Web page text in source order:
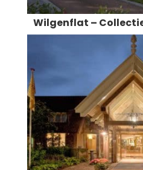
Wilgenflat –